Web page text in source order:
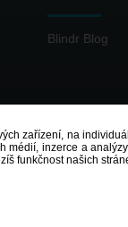
Blindr Blog
zařízení, na
inzerce a
funkčnost našich